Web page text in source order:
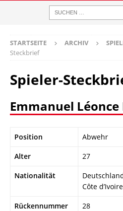
STARTSEITE ARCHIV
Steckbrief
Spieler-
Emmanuel
Position Abwehr
Alter 27
Nationalität
Côte d’Ivoire
Rückennummer 28